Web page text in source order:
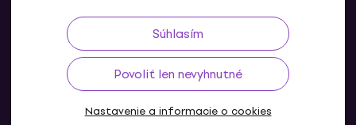
Súhlasím
Povoliť len nevyhnutné
Nastavenie a informacie o cookies